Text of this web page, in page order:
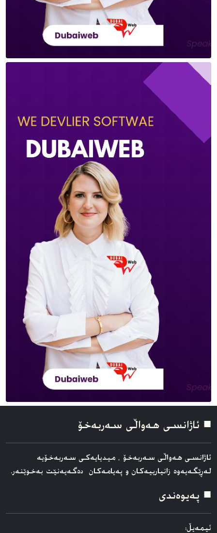
■ ئاژانسی هه‌واڵی سه‌ربه‌خۆ
ئاژانسی هه‌واڵی سه‌ربه‌خۆ ، میدیایەکی سەربەخۆیە
لەڕێگەیەوە زانیارییەکان و پەیامەکان دەگەیەنێت بەخوێنەر.
■ په‌یوه‌ندی
ئیمەیڵ: